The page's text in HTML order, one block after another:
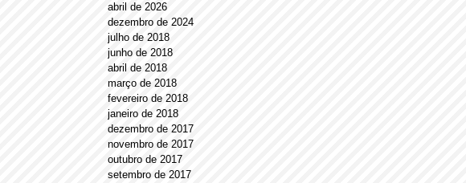
abril de 2026
dezembro de 2024
julho de 2018
junho de 2018
abril de 2018
março de 2018
fevereiro de 2018
janeiro de 2018
dezembro de 2017
novembro de 2017
outubro de 2017
setembro de 2017